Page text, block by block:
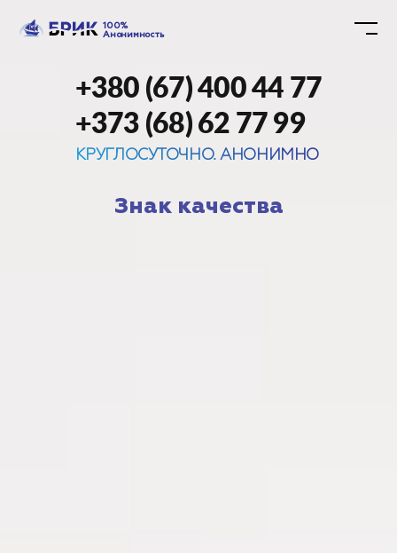
100%
Анонимность
+380 (67) 400 44 77
+373 (68) 62 77 99
КРУГЛОСУТОЧНО. АНОНИМНО
Знак качества